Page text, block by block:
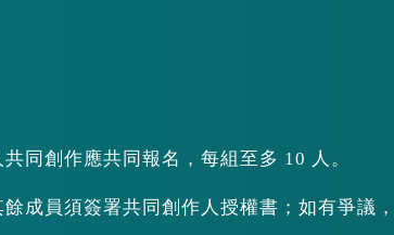
同創作應共同報名，每組至多 10 人。
成員須簽署共同創作人授權書；如有爭議